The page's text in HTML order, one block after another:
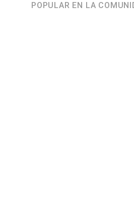
POPULAR EN LA